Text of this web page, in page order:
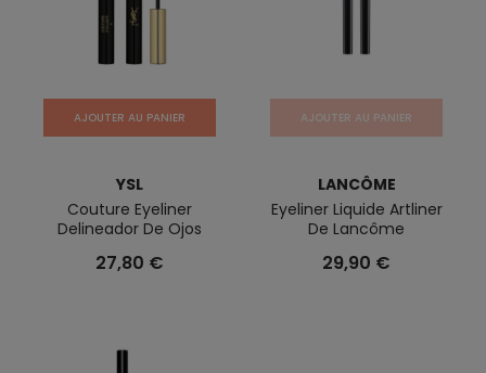
AJOUTER AU PANIER
YSL
Couture Eyeliner
Delineador De Ojos
27,80 €
AJOUTER AU PANIER
LANCÔME
Eyeliner Liquide Artliner
De Lancôme
29,90 €